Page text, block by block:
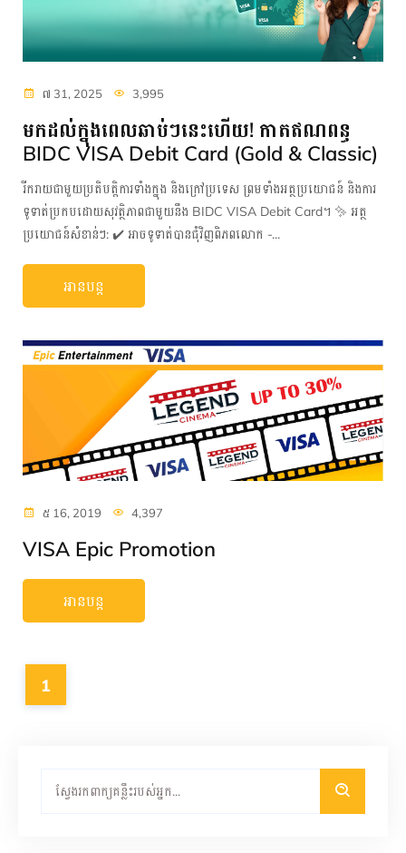
៧ 31, 2025 3,995
មកដល់ក្នុងពេលឆាប់ៗនេះហើយ! កាតឥណពន្ធ
BIDC VISA Debit Card (Gold & Classic)
រីករាយជាមួយប្រតិបត្តិការទាំងក្នុង និងក្រៅប្រទេស ព្រមទាំងអត្ថប្រយោជន៍ និងការ
ទូទាត់ប្រកបដោយសុវត្ថិភាពជាមួយនឹង BIDC VISA Debit Card។ ✨ អត្ថ
ប្រយោជន៍សំខាន់ៗ: ✔️ អាចទូទាត់បានជុំវិញពិភពលោក -...
អានបន្ត
៥ 16, 2019 4,397
VISA Epic Promotion
អានបន្ត
1